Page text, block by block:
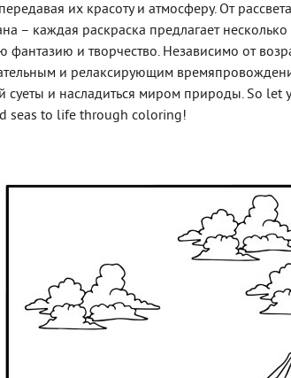
их красоту и атмосферу. От
– каждая раскраска предлагает
фантазию и творчество. Независимо от
и релаксирующим
суеты и насладиться миром природы. So
seas to life through coloring!